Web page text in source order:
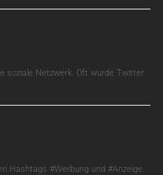
soziale Netzwerk. Oft wurde Twitter
Hashtags #Werbung und #Anzeige.